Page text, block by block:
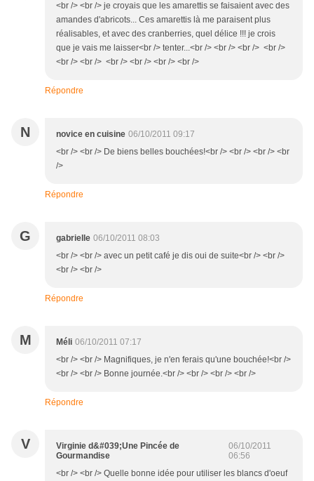
<br /> <br /> je croyais que les amarettis se faisaient avec des
amandes d'abricots... Ces amarettis là me paraisent plus
réalisables, et avec des cranberries, quel délice !!! je crois
que je vais me laisser<br /> tenter...<br /> <br /> <br /> <br />
<br /> <br /> <br /> <br /> <br /> <br />
Répondre
N novice en cuisine 06/10/2011 09:17
<br /> <br /> De biens belles bouchées!<br /> <br /> <br /> <br
/>
Répondre
G gabrielle 06/10/2011 08:03
<br /> <br /> avec un petit café je dis oui de suite<br /> <br />
<br /> <br />
Répondre
M Méli 06/10/2011 07:17
<br /> <br /> Magnifiques, je n'en ferais qu'une bouchée!<br />
<br /> <br /> Bonne journée.<br /> <br /> <br /> <br />
Répondre
V
Virginie d&#039;Une Pincée de
Gourmandise
06/10/2011
06:56
<br /> <br /> Quelle bonne idée pour utiliser les blancs d'oeuf